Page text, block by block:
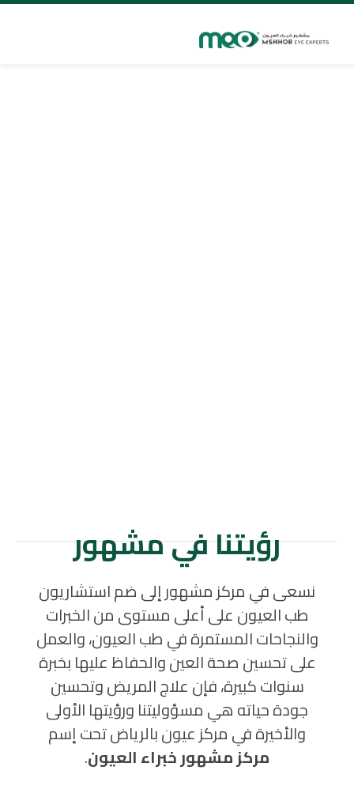
رؤيتنا في مشهور
نسعى في مركز مشهور إلى ضم استشاريون
طب العيون على أعلى مستوى من الخبرات
والنجاحات المستمرة في طب العيون، والعمل
على تحسين صحة العين والحفاظ عليها بخبرة
سنوات كبيرة، فإن علاج المريض وتحسين
جودة حياته هي مسؤوليتنا ورؤيتها الأولى
والأخيرة في مركز عيون بالرياض تحت إسم
مركز مشهور خبراء العيون.